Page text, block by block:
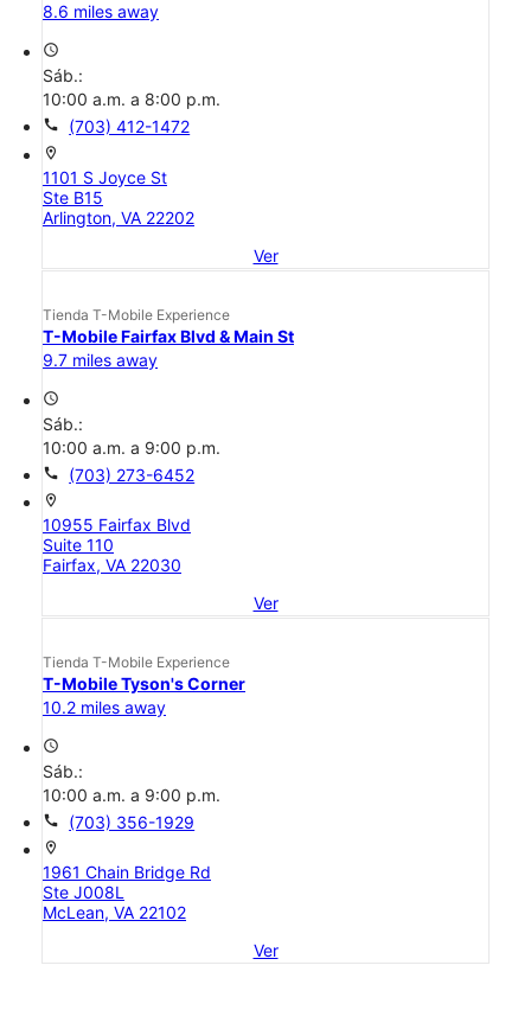
8.6 miles away
access_time
Sáb.:
10:00 a.m. a 8:00 p.m.
call (703) 412-1472
location_on
1101 S Joyce St
Ste B15
Arlington, VA 22202
Ver
Tienda T-Mobile Experience
T-Mobile Fairfax Blvd & Main St
9.7 miles away
access_time
Sáb.:
10:00 a.m. a 9:00 p.m.
call (703) 273-6452
location_on
10955 Fairfax Blvd
Suite 110
Fairfax, VA 22030
Ver
Tienda T-Mobile Experience
T-Mobile Tyson's Corner
10.2 miles away
access_time
Sáb.:
10:00 a.m. a 9:00 p.m.
call (703) 356-1929
location_on
1961 Chain Bridge Rd
Ste J008L
McLean, VA 22102
Ver